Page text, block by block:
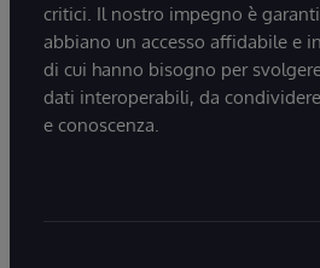
critici. Il nostro impegno è
abbiano un accesso affidabile e
di cui hanno bisogno per
dati interoperabili, da
e conoscenza.